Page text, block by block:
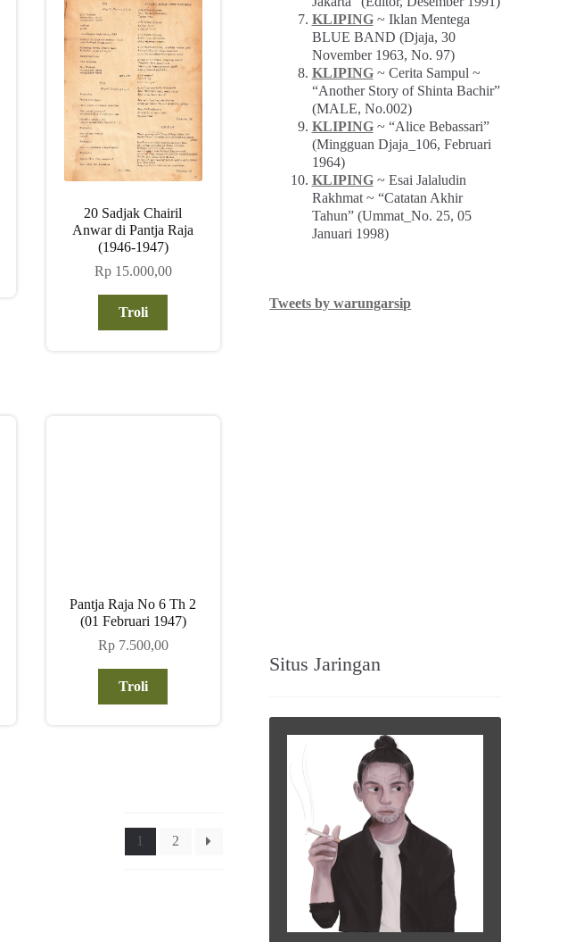
20 Sadjak Chairil
Anwar di Pantja Raja
(1946-1947)
Rp15.000,00
Troli
Pantja Raja No 6 Th 2
(01 Februari 1947)
Rp7.500,00
Troli
1 2
KLIPING~ Iklan Mentega
BLUE BAND (Djaja, 30
November 1963, No. 97)
KLIPING~ Cerita Sampul ~
“Another Story of Shinta Bachir”
(MALE, No.002)
KLIPING~ “Alice Bebassari”
(Mingguan Djaja_106, Februari
1964)
KLIPING~ Esai Jalaludin
Rakhmat ~ “Catatan Akhir
Tahun” (Ummat_No. 25, 05
Januari 1998)
Tweets by warungarsip
Situs Jaringan